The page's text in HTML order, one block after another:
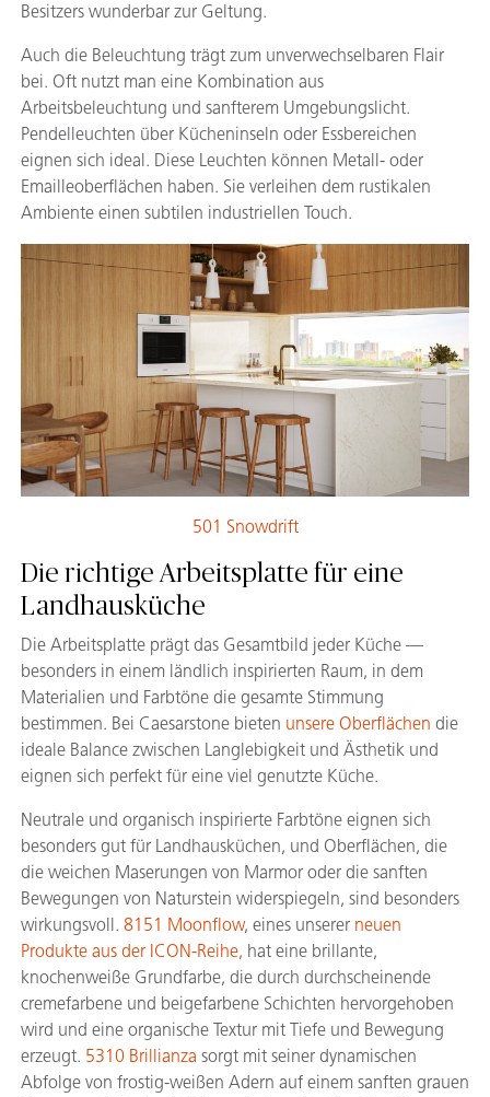
Besitzers wunderbar zur Geltung.
Auch die Beleuchtung trägt zum unverwechselbaren Flair
bei. Oft nutzt man eine Kombination aus
Arbeitsbeleuchtung und sanfterem Umgebungslicht.
Pendelleuchten über Kücheninseln oder Essbereichen
eignen sich ideal. Diese Leuchten können Metall- oder
Emailleoberflächen haben. Sie verleihen dem rustikalen
Ambiente einen subtilen industriellen Touch.
501 Snowdrift
Die richtige Arbeitsplatte für eine
Landhausküche
Die Arbeitsplatte prägt das Gesamtbild jeder Küche —
besonders in einem ländlich inspirierten Raum, in dem
Materialien und Farbtöne die gesamte Stimmung
bestimmen. Bei Caesarstone bieten unsere Oberflächen die
ideale Balance zwischen Langlebigkeit und Ästhetik und
eignen sich perfekt für eine viel genutzte Küche.
Neutrale und organisch inspirierte Farbtöne eignen sich
besonders gut für Landhausküchen, und Oberflächen, die
die weichen Maserungen von Marmor oder die sanften
Bewegungen von Naturstein widerspiegeln, sind besonders
wirkungsvoll. 8151 Moonflow, eines unserer neuen
Produkte aus der ICON-Reihe, hat eine brillante,
knochenweiße Grundfarbe, die durch durchscheinende
cremefarbene und beigefarbene Schichten hervorgehoben
wird und eine organische Textur mit Tiefe und Bewegung
erzeugt. 5310 Brillianza sorgt mit seiner dynamischen
Abfolge von frostig-weißen Adern auf einem sanften grauen